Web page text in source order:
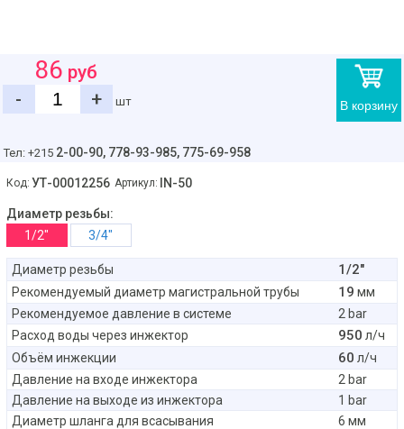
В корзину
86 руб
-
+ шт
Тел: +215 2-00-90, 778-93-985, 775-69-958
Код: УТ-00012256 Артикул: IN-50
Диаметр резьбы:
1/2"
3/4"
Диаметр резьбы 1/2"
Рекомендуемый диаметр магистральной трубы 19 мм
Рекомендуемое давление в системе
2 bar
Расход воды через инжектор
950 л/ч
Объём инжекции
60 л/ч
Давление на входе инжектора
2 bar
Давление на выходе из инжектора
1 bar
Диаметр шланга для всасывания
6 мм